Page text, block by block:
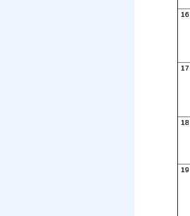
16
17
18
19